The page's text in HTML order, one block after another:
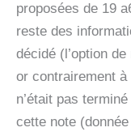
proposées de 19
reste des
décidé (l’option
or contrairement
n’était pas
cette note